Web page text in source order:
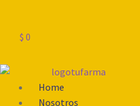
$ 0
Menú
Home
Nosotros